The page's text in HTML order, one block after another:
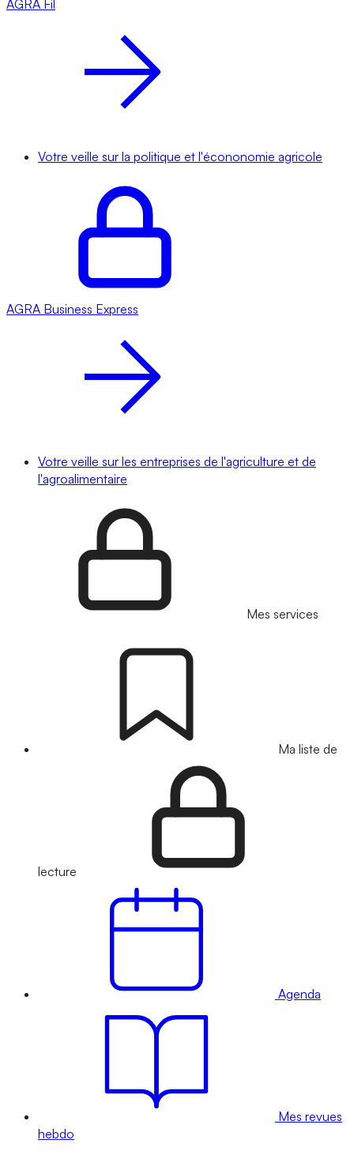
AGRA Fil
Votre veille sur la politique et l'écononomie agricole
AGRA Business Express
Votre veille sur les entreprises de l'agriculture et de
l'agroalimentaire
Mes services
Ma liste de
lecture
Agenda
Mes revues
hebdo